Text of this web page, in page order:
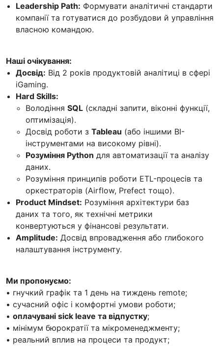
Leadership Path: Формувати аналітичні стандарти
компанії та готуватися до розбудови й управління
власною командою.
Наші очікування:
Досвід: Від 2 років продуктовій аналітиці в сфері
iGaming.
Hard Skills:
Володіння SQL (складні запити, віконні функції,
оптимізація).
Досвід роботи з Tableau (або іншими BI-
інструментами на високому рівні).
Розуміння Python для автоматизації та аналізу
даних.
Розуміння принципів роботи ETL-процесів та
оркестраторів (Airflow, Prefect тощо).
Product Mindset: Розуміння архітектури баз
даних та того, як технічні метрики
конвертуються у фінансові результати.
Amplitude: Досвід впровадження або глибокого
налаштування інструменту.
Ми пропонуємо:
• гнучкий графік та 1 день на тиждень remote;
• сучасний офіс і комфортні умови роботи;
• оплачувані sick leave та відпустку;
• мінімум бюрократії та мікроменеджменту;
• реальний вплив на процеси та продукт;